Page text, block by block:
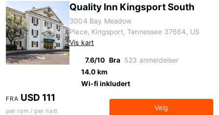
Quality Inn Kingsport South
3004 Bay Meadow
Place, Kingsport, Tennessee 37664, US
Vis kart
7.6/10 Bra 523 anmeldelser
14.0 km
Wi-fi inkludert
FRA USD 111
per rom / per natt Velg